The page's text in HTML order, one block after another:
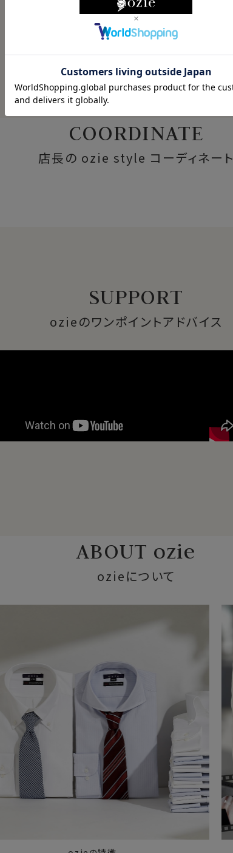
17 -17
COORDINATE
店長の ozie style コーディネート
SUPPORT
ozieのワンポイントアドバイス
ABOUT ozie
ozieについて